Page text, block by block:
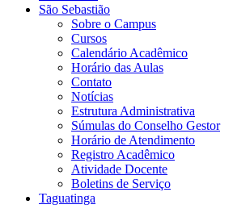
São Sebastião
Sobre o Campus
Cursos
Calendário Acadêmico
Horário das Aulas
Contato
Notícias
Estrutura Administrativa
Súmulas do Conselho Gestor
Horário de Atendimento
Registro Acadêmico
Atividade Docente
Boletins de Serviço
Taguatinga